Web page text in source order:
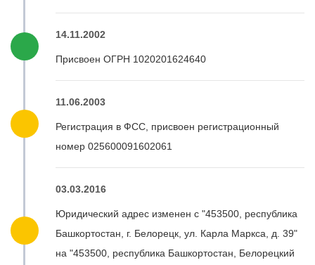
14.11.2002
Присвоен ОГРН 1020201624640
11.06.2003
Регистрация в ФСС, присвоен регистрационный
номер 025600091602061
03.03.2016
Юридический адрес изменен с "453500, республика
Башкортостан, г. Белорецк, ул. Карла Маркса, д. 39"
на "453500, республика Башкортостан, Белорецкий